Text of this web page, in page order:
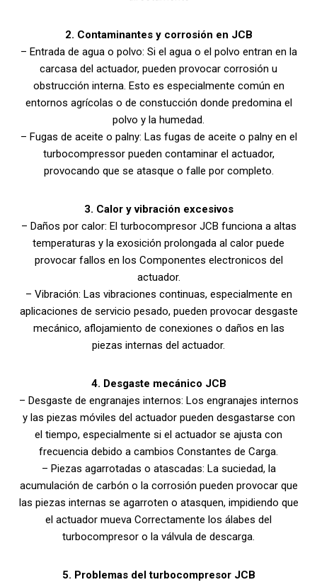
2. Contaminantes y corrosión en JCB
– Entrada de agua o polvo: Si el agua o el polvo entran en la
carcasa del actuador, pueden provocar corrosión u
obstrucción interna. Esto es especialmente común en
entornos agrícolas o de constucción donde predomina el
polvo y la humedad.
– Fugas de aceite o palny: Las fugas de aceite o palny en el
turbocompressor pueden contaminar el actuador,
provocando que se atasque o falle por completo.
3. Calor yvibración excesivos
– Daños por calor: El turbocompresor JCB funciona a altas
temperaturas y la exosición prolongada al calor puede
provocar fallos en los Componentes electronicos del
actuador.
– Vibración: Las vibraciones continuas, especialmente en
aplicaciones de servicio pesado, pueden provocar desgaste
mecánico, aflojamiento de conexiones o daños en las
piezas internas del actuador.
4. Desgaste mecánico JCB
– Desgaste de engranajes internos: Los engranajes internos
y las piezas móviles del actuador pueden desgastarse con
el tiempo, especialmente si el actuador se ajusta con
frecuencia debido a cambios Constantes de Carga.
– Piezas agarrotadas o atascadas: La suciedad, la
acumulación de carbón o la corrosión pueden provocar que
las piezas internas se agarroten o atasquen, impidiendo que
el actuador mueva Correctamente los álabes del
turbocompresor o la válvula de descarga.
5. Problemas del turbocompresor JCB